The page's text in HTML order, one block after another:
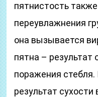
пятнистость
переувлажнения
она вызывается
пятна – результат
поражения
результат